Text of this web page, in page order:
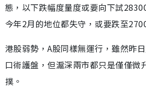
態，以下跌幅度量度或要向下試
今年2月的地位都失守，或要跌至
港股弱勢，A股同樣無運行，雖然昨
口術護盤，但滬深兩市都只是僅僅微
撲。